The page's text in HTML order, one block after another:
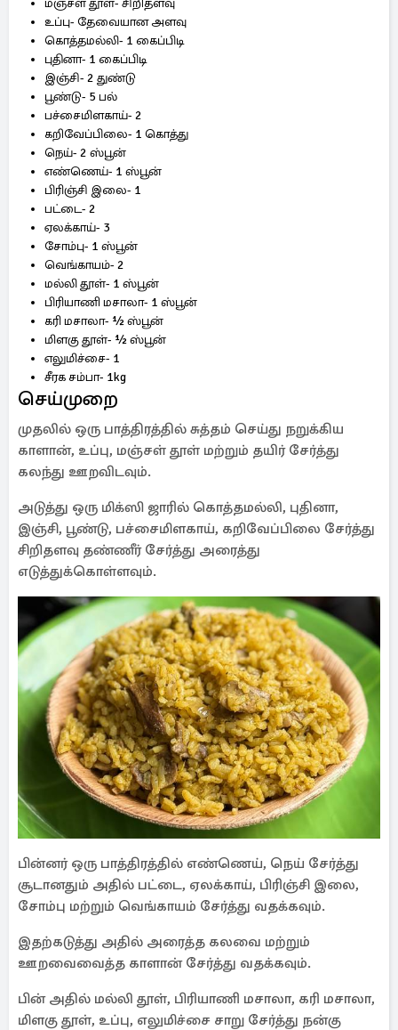
மஞ்சள் தூள்- சிறிதளவு
உப்பு- தேவையான அளவு
கொத்தமல்லி- 1 கைப்பிடி
புதினா- 1 கைப்பிடி
இஞ்சி- 2 துண்டு
பூண்டு- 5 பல்
பச்சைமிளகாய்- 2
கறிவேப்பிலை- 1 கொத்து
நெய்- 2 ஸ்பூன்
எண்ணெய்- 1 ஸ்பூன்
பிரிஞ்சி இலை- 1
பட்டை- 2
ஏலக்காய்- 3
சோம்பு- 1 ஸ்பூன்
வெங்காயம்- 2
மல்லி தூள்- 1 ஸ்பூன்
பிரியாணி மசாலா- 1 ஸ்பூன்
கரி மசாலா- ½ ஸ்பூன்
மிளகு தூள்- ½ ஸ்பூன்
எலுமிச்சை- 1
சீரக சம்பா- 1kg
செய்முறை
முதலில் ஒரு பாத்திரத்தில் சுத்தம் செய்து நறுக்கிய
காளான், உப்பு, மஞ்சள் தூள் மற்றும் தயிர் சேர்த்து
கலந்து ஊறவிடவும்.
அடுத்து ஒரு மிக்ஸி ஜாரில் கொத்தமல்லி, புதினா,
இஞ்சி, பூண்டு, பச்சைமிளகாய், கறிவேப்பிலை சேர்த்து
சிறிதளவு தண்ணீர் சேர்த்து அரைத்து
எடுத்துக்கொள்ளவும்.
பின்னர் ஒரு பாத்திரத்தில் எண்ணெய், நெய் சேர்த்து
சூடானதும் அதில் பட்டை, ஏலக்காய், பிரிஞ்சி இலை,
சோம்பு மற்றும் வெங்காயம் சேர்த்து வதக்கவும்.
இதற்கடுத்து அதில் அரைத்த கலவை மற்றும்
ஊறவைவைத்த காளான் சேர்த்து வதக்கவும்.
பின் அதில் மல்லி தூள், பிரியாணி மசாலா, கரி மசாலா,
மிளகு தூள், உப்பு, எலுமிச்சை சாறு சேர்த்து நன்கு